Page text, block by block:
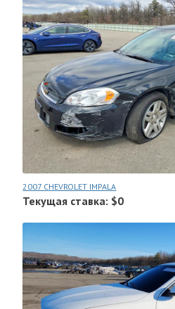
2007 CHEVROLET IMPALA
Текущая ставка: $0